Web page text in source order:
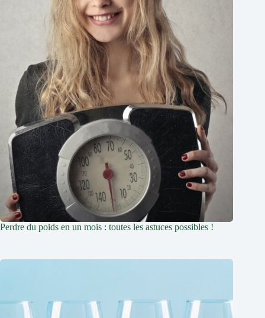
Perdre du poids en un mois : toutes les astuces possibles !